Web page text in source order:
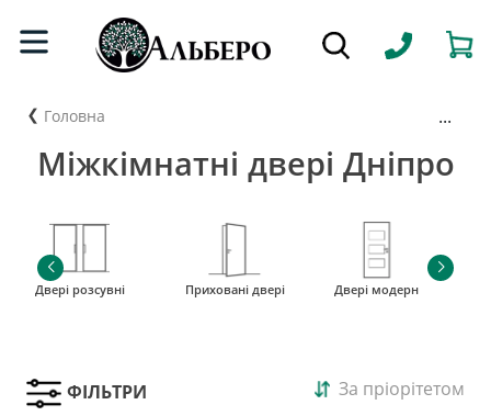
Головна ...
Міжкімнатні двері Дніпро
Двері розсувні Приховані двері Двері модерн
ФІЛЬТРИ За пріорітетом